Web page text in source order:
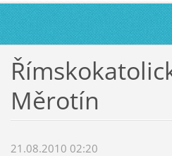
Měrotín
21.08.2010 02:20